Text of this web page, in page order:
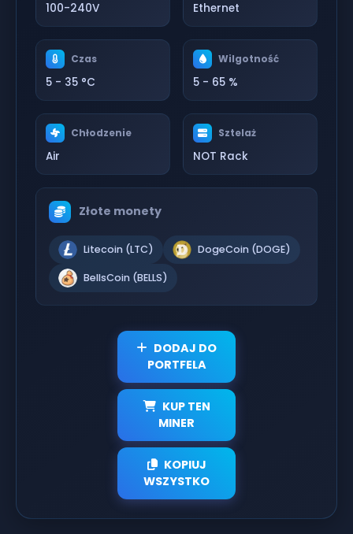
100-240V Ethernet
Czas
5 - 35 °C
Wilgotność
5 - 65 %
Chłodzenie
Air
Sztelaż
NOT Rack
Złote monety
Litecoin (LTC) DogeCoin (DOGE)
BellsCoin (BELLS)
DODAJ DO
PORTFELA
KUP TEN
MINER
KOPIUJ
WSZYSTKO